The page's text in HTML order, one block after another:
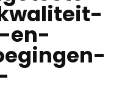
en-